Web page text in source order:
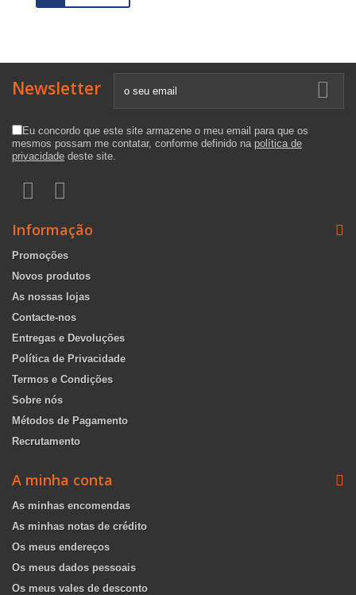
Newsletter
Eu concordo que este site armazene o meu email para que os
mesmos possam me contatar, conforme definido na política de
privacidade deste site.
Informação
Promoções
Novos produtos
As nossas lojas
Contacte-nos
Entregas e Devoluções
Política de Privacidade
Termos e Condições
Sobre nós
Métodos de Pagamento
Recrutamento
A minha conta
As minhas encomendas
As minhas notas de crédito
Os meus endereços
Os meus dados pessoais
Os meus vales de desconto